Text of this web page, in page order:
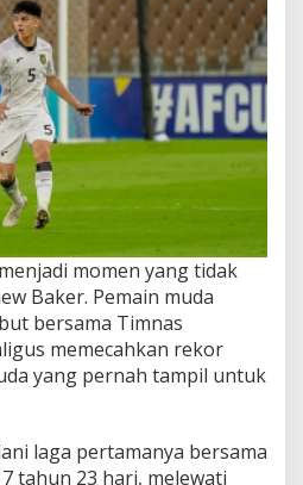
momen yang tidak
Baker. Pemain muda
bersama Timnas
memecahkan rekor
yang pernah tampil untuk
laga pertamanya bersama
tahun 23 hari, melewati